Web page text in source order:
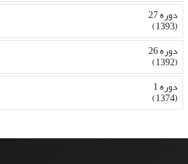
دوره 27
(1393)
دوره 26
(1392)
دوره 1
(1374)